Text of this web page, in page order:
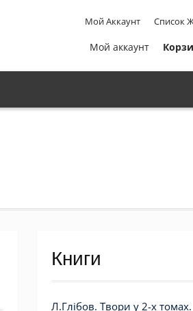
Мой Аккаунт Список
Мой аккаунт
Книги
Л.Глібов. Твори у 2-х томах.